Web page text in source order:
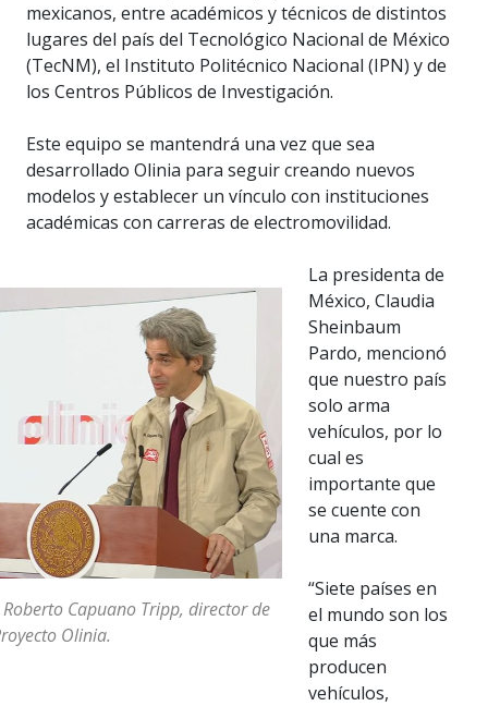
mexicanos, entre académicos y técnicos de distintos
lugares del país del Tecnológico Nacional de México
(TecNM), el Instituto Politécnico Nacional (IPN) y de
los Centros Públicos de Investigación.
Este equipo se mantendrá una vez que sea
desarrollado Olinia para seguir creando nuevos
modelos y establecer un vínculo con instituciones
académicas con carreras de electromovilidad.
Roberto Capuano Tripp, director de
Olinia.
La presidenta de
México, Claudia
Sheinbaum
Pardo, mencionó
que nuestro país
solo arma
vehículos, por lo
cual es
importante que
se cuente con
una marca.
“Siete países en
el mundo son los
que más
producen
vehículos,